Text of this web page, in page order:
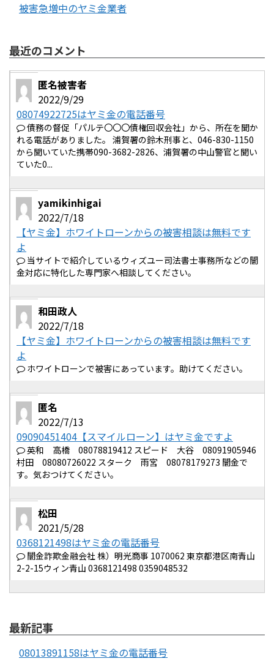
被害急増中のヤミ金業者
最近のコメント
匿名被害者
2022/9/29
08074922725はヤミ金の電話番号
債務の督促「パルテ〇〇〇債権回収会社」から、所在を聞か
れる電話がありました。 浦賀署の鈴木刑事と、046-830-1150
から聞いていた携帯090-3682-2826、浦賀署の中山警官と聞い
ていた0...
yamikinhigai
2022/7/18
【ヤミ金】ホワイトローンからの被害相談は無料です
よ
当サイトで紹介しているウィズユー司法書士事務所などの闇
金対応に特化した専門家へ相談してください。
和田政人
2022/7/18
【ヤミ金】ホワイトローンからの被害相談は無料です
よ
ホワイトローンで被害にあっています。助けてください。
匿名
2022/7/13
09090451404【スマイルローン】はヤミ金ですよ
英和 高橋 08078819412 スピード 大谷 08091905946
村田 08080726022 スターク 雨宮 08078179273 闇金で
す。気おつけてください。
松田
2021/5/28
0368121498はヤミ金の電話番号
闇金詐欺金融会社 株）明光商事 1070062 東京都港区南青山
2-2-15ウィン青山 0368121498 0359048532
最新記事
08013891158はヤミ金の電話番号